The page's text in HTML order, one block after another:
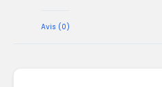
Avis (0)